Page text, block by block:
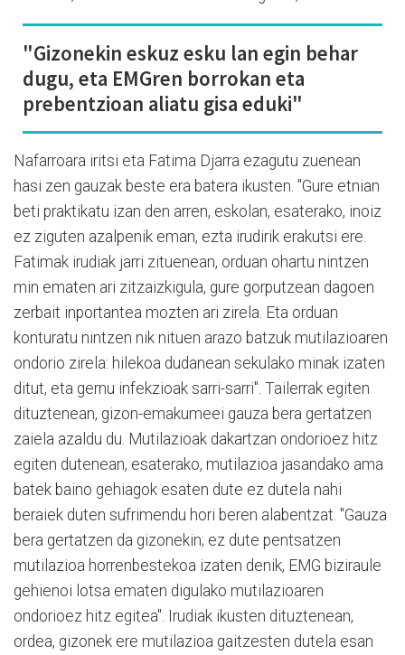
"Gizonekin eskuz esku lan egin behar
dugu, eta EMGren borrokan eta
prebentzioan aliatu gisa eduki"
Nafarroara iritsi eta Fatima Djarra ezagutu zuenean
hasi zen gauzak beste era batera ikusten. "Gure etnian
beti praktikatu izan den arren, eskolan, esaterako, inoiz
ez ziguten azalpenik eman, ezta irudirik erakutsi ere.
Fatimak irudiak jarri zituenean, orduan ohartu nintzen
min ematen ari zitzaizkigula, gure gorputzean dagoen
zerbait inportantea mozten ari zirela. Eta orduan
konturatu nintzen nik nituen arazo batzuk mutilazioaren
ondorio zirela: hilekoa dudanean sekulako minak izaten
ditut, eta gernu infekzioak sarri-sarri". Tailerrak egiten
dituztenean, gizon-emakumeei gauza bera gertatzen
zaiela azaldu du. Mutilazioak dakartzan ondorioez hitz
egiten dutenean, esaterako, mutilazioa jasandako ama
batek baino gehiagok esaten dute ez dutela nahi
beraiek duten sufrimendu hori beren alabentzat. "Gauza
bera gertatzen da gizonekin; ez dute pentsatzen
mutilazioa horrenbestekoa izaten denik, EMG biziraule
gehienoi lotsa ematen digulako mutilazioaren
ondorioez hitz egitea". Irudiak ikusten dituztenean,
ordea, gizonek ere mutilazioa gaitzesten dutela esan